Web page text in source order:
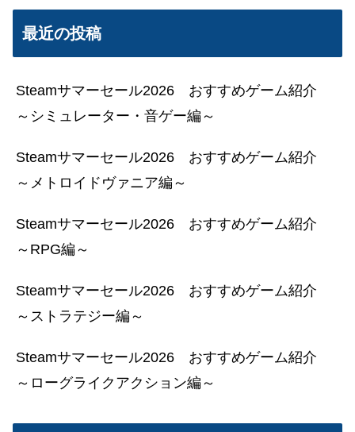
最近の投稿
Steamサマーセール2026 おすすめゲーム紹介
～シミュレーター・音ゲー編～
Steamサマーセール2026 おすすめゲーム紹介
～メトロイドヴァニア編～
Steamサマーセール2026 おすすめゲーム紹介
～RPG編～
Steamサマーセール2026 おすすめゲーム紹介
～ストラテジー編～
Steamサマーセール2026 おすすめゲーム紹介
～ローグライクアクション編～